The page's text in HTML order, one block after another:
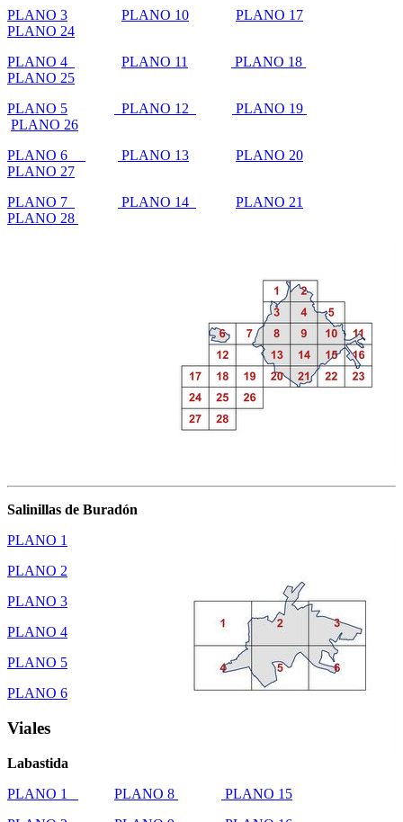
PLANO 3
PLANO 10
PLANO 17
PLANO 24
PLANO 4
PLANO 11
PLANO 18
PLANO 25
PLANO 5
PLANO 12
PLANO 19
PLANO 26
PLANO 6
PLANO 13
PLANO 20
PLANO 27
PLANO 7
PLANO 14
PLANO 21
PLANO 28
Salinillas de Buradón
PLANO 1
PLANO 2
PLANO 3
PLANO 4
PLANO 5
PLANO 6
Viales
Labastida
PLANO 1
PLANO 8
PLANO 15